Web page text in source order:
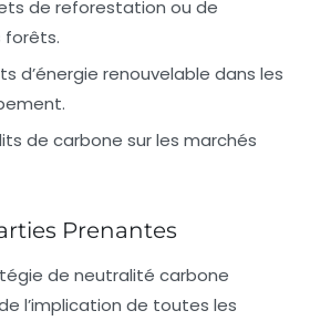
de reforestation ou de
forêts.
d’énergie renouvelable dans les
de carbone sur les marchés
Prenantes
de neutralité carbone
l’implication de toutes les